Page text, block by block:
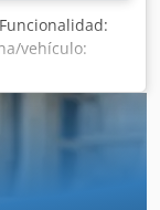
vehículo:
maquina:
2013
Alemania